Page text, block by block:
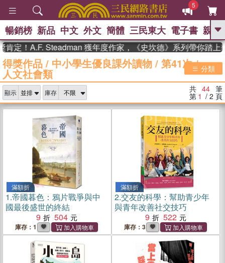
5
GO
熱搜： 東野圭吾 、 高希均教授回憶錄
、 、 如果歷
史是一群喵 、 暑期推薦 、 國際布克
台灣的李
登輝時代 、 數學女孩：黎曼猜想 、
偉大的迷走神經
暢銷榜 新品 中文 外文 簡體 三民東大 電子書 親子
Steadman 獲年度作家，《史坎德》系列帶你踏上熱血奇
得獎作品 / 中小學生優良課外讀物 / 第41次/
人文社會類 分類
顯示 庫存 共 44 筆
第 1 / 2 頁
滿額折
1.帝國暮色：鴉片戰爭與中
國最後盛世的終結
9
504
庫存：1
滿額折
2.交友的科學：幫助青少年
與青年改善社交技巧
9
522
庫存：3